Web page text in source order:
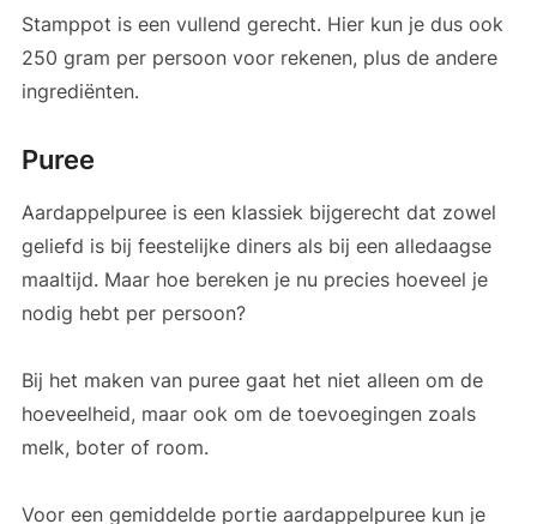
Stamppot is een vullend gerecht. Hier kun je dus ook
250 gram per persoon voor rekenen, plus de andere
ingrediënten.
Puree
Aardappelpuree is een klassiek bijgerecht dat zowel
geliefd is bij feestelijke diners als bij een alledaagse
maaltijd. Maar hoe bereken je nu precies hoeveel je
nodig hebt per persoon?
Bij het maken van puree gaat het niet alleen om de
hoeveelheid, maar ook om de toevoegingen zoals
melk, boter of room.
Voor een gemiddelde portie aardappelpuree kun je